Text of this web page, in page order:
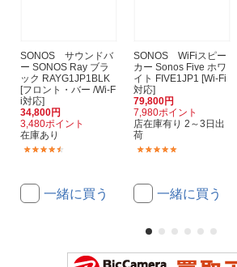
SONOS サウンドバ
ー SONOS Ray ブラ
ック RAYG1JP1BLK
[フロント・バー /Wi-F
i対応]
34,800円
3,480ポイント
在庫あり
一緒に買う
SONOS WiFiスピー
カー Sonos Five ホワ
イト FIVE1JP1 [Wi-Fi
対応]
79,800円
7,980ポイント
店在庫有り 2～3日出
荷
一緒に買う